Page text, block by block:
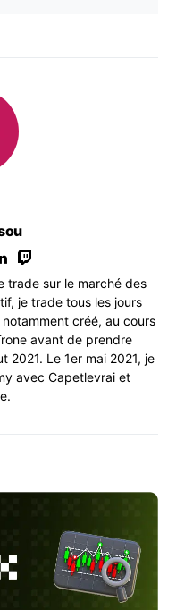
trade sur le marché des
je trade tous les jours
créé, au cours
avant de prendre
2021. Le 1er mai 2021, je
avec Capetlevrai et